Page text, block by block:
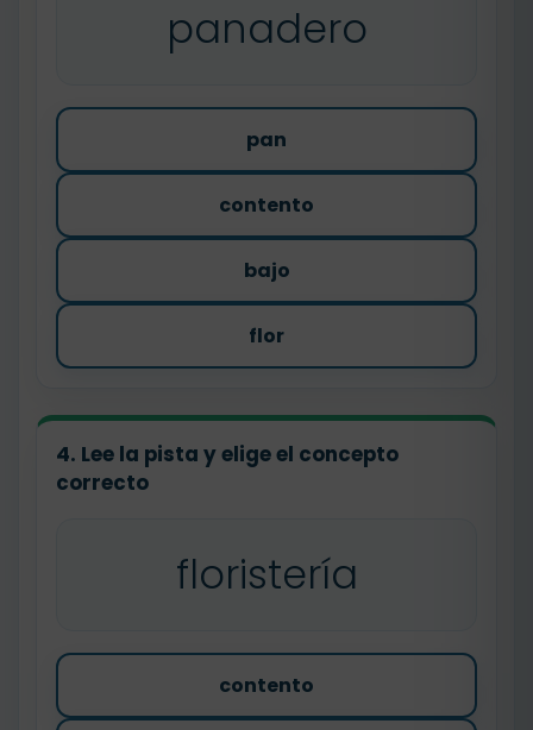
panadero
pan
contento
bajo
flor
4. Lee la pista y elige el concepto
correcto
floristería
contento